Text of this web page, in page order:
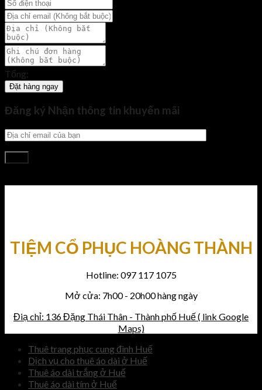
Tổng:
Đặt hàng ngay
Đăng ký Nhận thông tin khuyến mãi
TIỆM CỔ PHỤC HOÀNG THÀNH
Hotline: 097 117 1075
Mở cửa: 7h00 - 20h00 hàng ngày
Điạ chỉ: 136 Đặng Thái Thân - Thành phố Huế ( link Google
Maps)
Thuê trang phục cung đình Huế
Dịch vụ cho thuê áo dài ở Huế
Thuê áo dài trắng ở Huế
Thuê áo dài tím ở Huế